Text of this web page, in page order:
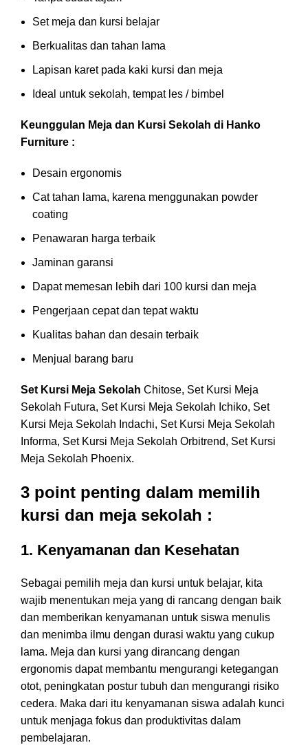
Set meja dan kursi belajar
Berkualitas dan tahan lama
Lapisan karet pada kaki kursi dan meja
Ideal untuk sekolah, tempat les / bimbel
Keunggulan Meja dan Kursi Sekolah di Hanko
Furniture :
Desain ergonomis
Cat tahan lama, karena menggunakan powder
coating
Penawaran harga terbaik
Jaminan garansi
Dapat memesan lebih dari 100 kursi dan meja
Pengerjaan cepat dan tepat waktu
Kualitas bahan dan desain terbaik
Menjual barang baru
Set Kursi Meja Sekolah Chitose, Set Kursi Meja
Sekolah Futura, Set Kursi Meja Sekolah Ichiko, Set
Kursi Meja Sekolah Indachi, Set Kursi Meja Sekolah
Informa, Set Kursi Meja Sekolah Orbitrend, Set Kursi
Meja Sekolah Phoenix.
3 point penting dalam memilih
kursi dan meja sekolah :
1. Kenyamanan dan Kesehatan
Sebagai pemilih meja dan kursi untuk belajar, kita
wajib menentukan meja yang di rancang dengan baik
dan memberikan kenyamanan untuk siswa menulis
dan menimba ilmu dengan durasi waktu yang cukup
lama. Meja dan kursi yang dirancang dengan
ergonomis dapat membantu mengurangi ketegangan
otot, peningkatan postur tubuh dan mengurangi risiko
cedera. Maka dari itu kenyamanan siswa adalah kunci
untuk menjaga fokus dan produktivitas dalam
pembelajaran.